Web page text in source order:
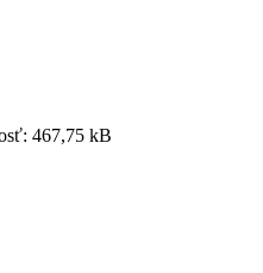
467,75 kB